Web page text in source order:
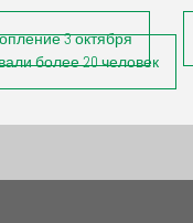
3 октября
более 20 человек